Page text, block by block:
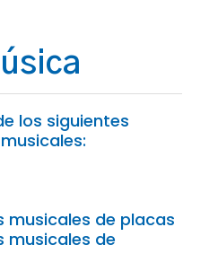
los siguientes
musicales de placas
musicales de